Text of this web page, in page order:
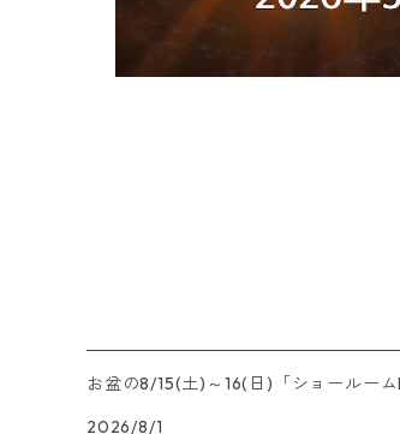
お盆の8/15(土)～16(日)「ショールー
2026/8/1